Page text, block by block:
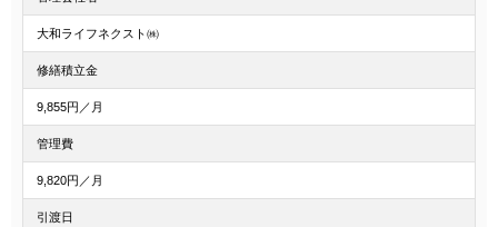
大和ライフネクスト㈱
修繕積立金
9,855円／月
管理費
9,820円／月
引渡日